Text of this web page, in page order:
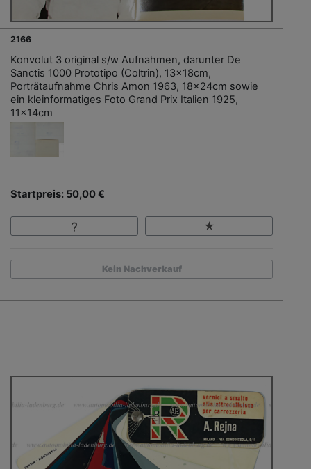
2166
Konvolut 3 original s/w Aufnahmen, darunter De
Sanctis 1000 Prototipo (Coltrin), 13x18cm,
Porträtaufnahme Chris Amon 1963, 18x24cm sowie
ein kleinformatiges Foto Grand Prix Italien 1925,
11x14cm
Startpreis: 50,00 €
Kein Nachverkauf